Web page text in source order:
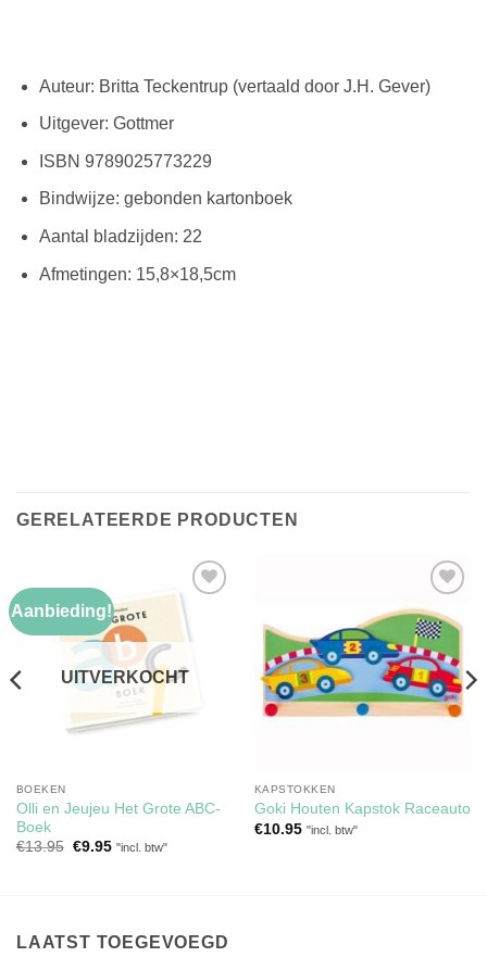
Auteur: Britta Teckentrup (vertaald door J.H. Gever)
Uitgever: Gottmer
ISBN 9789025773229
Bindwijze: gebonden kartonboek
Aantal bladzijden: 22
Afmetingen: 15,8×18,5cm
GERELATEERDE PRODUCTEN
Aanbieding!
verlanglijst
UITVERKOCHT
BOEKEN
Olli en Jeujeu Het Grote ABC-
Boek
€13.95 Oorspronkelijke
€9.95Huidige
"incl. btw"
Toevoegen
aan
verlanglijst
KAPSTOKKEN
Goki Houten Kapstok Raceauto
€10.95 "incl. btw"
LAATST TOEGEVOEGD